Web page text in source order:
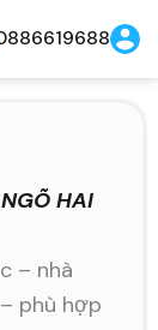
HAI
– nhà
phù hợp